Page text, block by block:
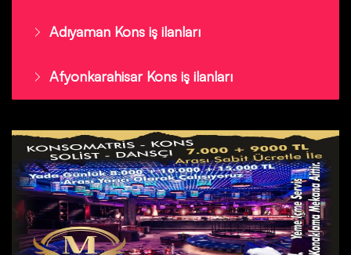
Adıyaman Kons iş ilanları
Afyonkarahisar Kons iş ilanları